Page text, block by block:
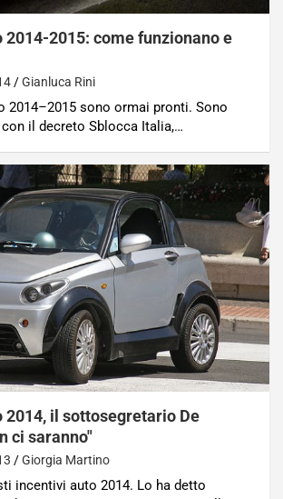
2014-2015: come funzionano e
Gianluca Rini
2014–2015 sono ormai pronti. Sono
il decreto Sblocca Italia,…
2014, il sottosegretario De
ci saranno"
Giorgia Martino
incentivi auto 2014. Lo ha detto